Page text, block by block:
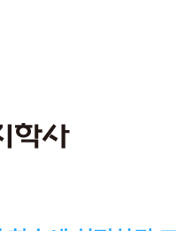
으로 구하기
구로 구하기